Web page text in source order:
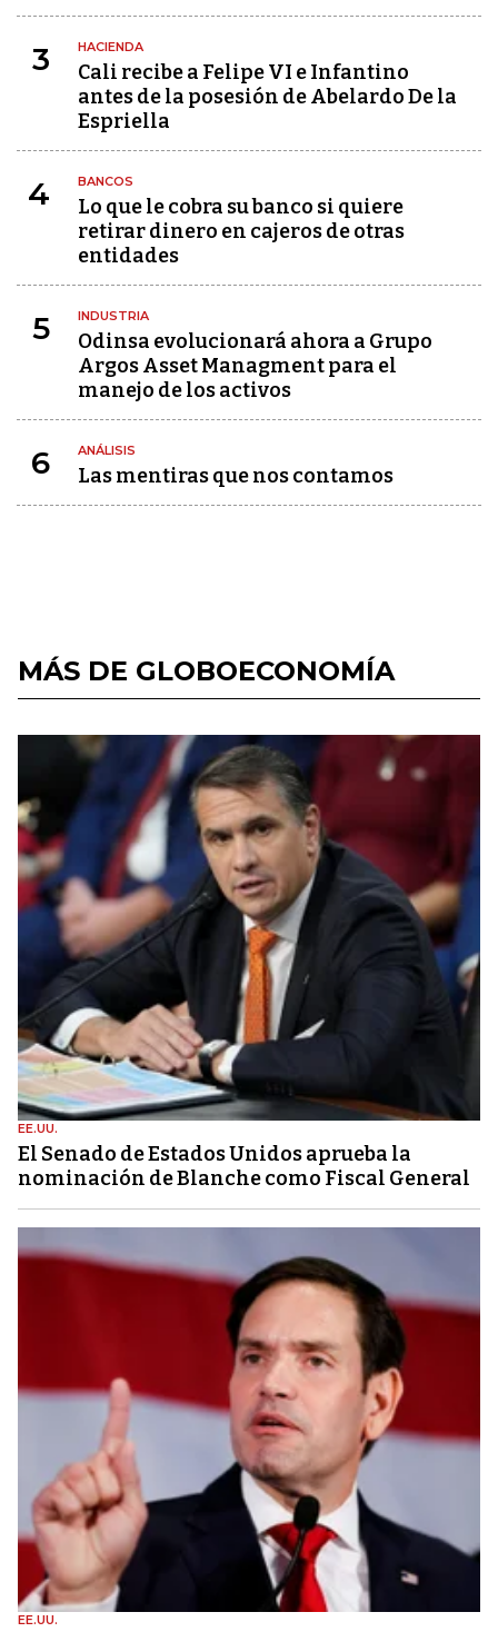
3 HACIENDA
Cali recibe a Felipe VI e Infantino
antes de la posesión de Abelardo De la
Espriella
4 BANCOS
Lo que le cobra su banco si quiere
retirar dinero en cajeros de otras
entidades
5 INDUSTRIA
Odinsa evolucionará ahora a Grupo
Argos Asset Managment para el
manejo de los activos
6 ANÁLISIS
Las mentiras que nos contamos
MÁS DE GLOBOECONOMÍA
EE.UU.
El Senado de Estados Unidos aprueba la
nominación de Blanche como Fiscal General
EE.UU.